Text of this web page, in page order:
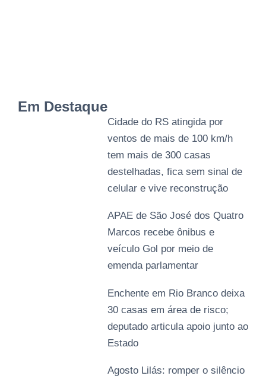
Em Destaque
Cidade do RS atingida por
ventos de mais de 100 km/h
tem mais de 300 casas
destelhadas, fica sem sinal de
celular e vive reconstrução
APAE de São José dos Quatro
Marcos recebe ônibus e
veículo Gol por meio de
emenda parlamentar
Enchente em Rio Branco deixa
30 casas em área de risco;
deputado articula apoio junto ao
Estado
Agosto Lilás: romper o silêncio